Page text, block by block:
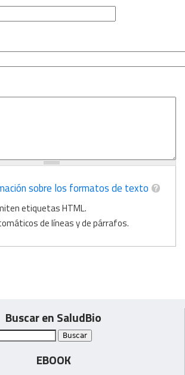
sobre los formatos de texto
etiquetas HTML.
de líneas y de párrafos.
Buscar en SaludBio
EBOOK